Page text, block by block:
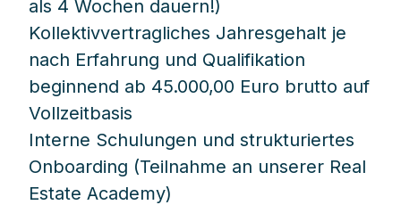
als 4 Wochen dauern!)
Kollektivvertragliches Jahresgehalt je
nach Erfahrung und Qualifikation
beginnend ab 45.000,00 Euro brutto auf
Vollzeitbasis
Interne Schulungen und strukturiertes
Onboarding (Teilnahme an unserer Real
Estate Academy)